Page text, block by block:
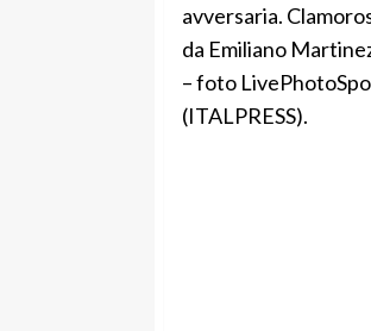
avversaria.
da Emiliano
– foto
(ITALPRESS).